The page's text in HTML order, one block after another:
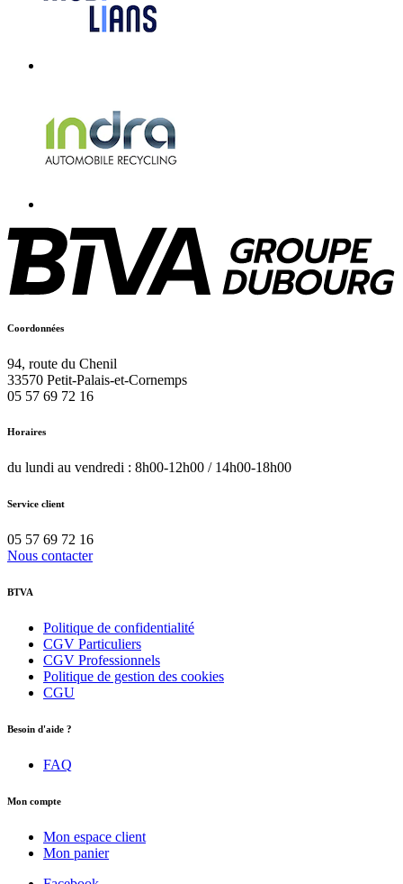
Coordonnées
94, route du Chenil
33570 Petit-Palais-et-Cornemps
05 57 69 72 16
Horaires
du lundi au vendredi : 8h00-12h00 / 14h00-18h00
Service client
05 57 69 72 16
Nous contacter
BTVA
Politique de confidentialité
CGV Particuliers
CGV Professionnels
Politique de gestion des cookies
CGU
Besoin d'aide ?
FAQ
Mon compte
Mon espace client
Mon panier